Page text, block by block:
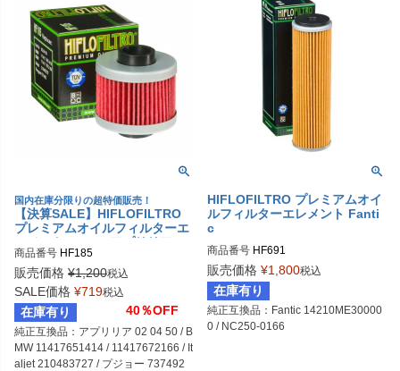
国内在庫分限りの超特価販売！
【決算SALE】HIFLOFILTRO
プレミアムオイルフィルターエ
レメント BMW / アプリリア
商品番号 HF185
販売価格 ¥1,200税込
SALE価格 ¥719税込
在庫有り 40％OFF
純正互換品：アプリリア 02 04 50 / B
MW 11417651414 / 11417672166 / It
aljet 210483727 / プジョー 737492
HIFLOFILTRO プレミアムオイ
ルフィルターエレメント Fanti
c
商品番号 HF691
販売価格 ¥1,800税込
在庫有り
純正互換品：Fantic 14210ME30000
0 / NC250-0166